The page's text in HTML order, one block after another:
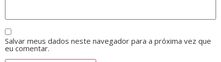
Salvar meus dados neste navegador para a próxima vez que
eu comentar.